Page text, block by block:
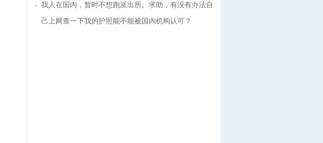
我人在国内，暂时不想跑派出所。求助，有没有办法自
己上网查一下我的护照能不能被国内机构认可？